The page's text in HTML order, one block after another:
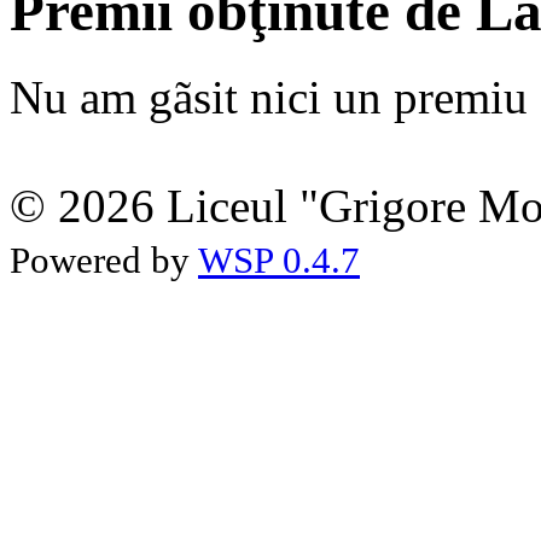
Nu am gãsit nici un premiu
© 2026 Liceul "Grigore
Powered by WSP 0.4.7